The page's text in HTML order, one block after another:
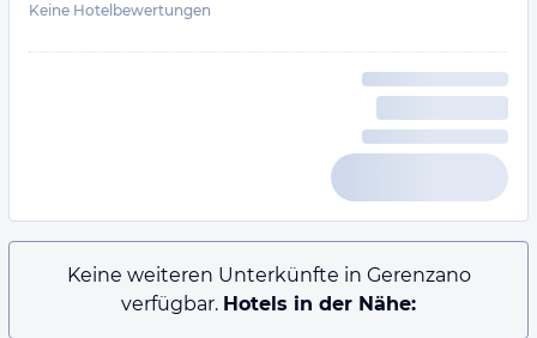
Keine Hotelbewertungen
Keine weiteren Unterkünfte in Gerenzano
verfügbar. Hotels in der Nähe: